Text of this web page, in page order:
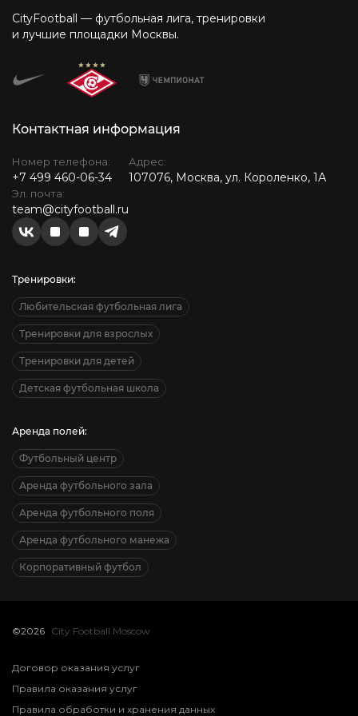
CityFootball — футбольная лига, тренировки
и лучшие площадки Москвы.
Контактная информация
Номер телефона:
+7 499 460-06-34
Эл. почта:
team@cityfootball.ru
Адрес:
107076, Москва, ул. Короленко, 1А
Тренировки:
Любительская футбольная лига
Тренировки для взрослых
Тренировки для детей
Детская футбольная школа
Аренда полей:
Футбольный центр
Аренда футбольного зала
Аренда футбольного поля
Аренда футбольного манежа
Корпоративный футбол
©2026 City Football Moscow
Договор оказания услуг
Правила оказания услуг
Правила обработки и хранения данных